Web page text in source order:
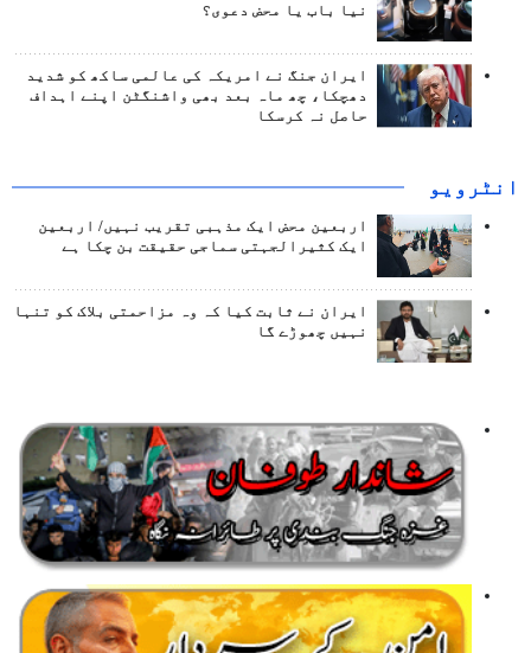
نیا باب یا محض دعوی؟
ایران جنگ نے امریکہ کی عالمی ساکھ کو شدید
دھچکا، چھ ماہ بعد بھی واشنگٹن اپنے اہداف
حاصل نہ کرسکا
انٹرويو
اربعین محض ایک مذہبی تقریب نہیں/ اربعین
ایک کثیرالجہتی سماجی حقیقت بن چکا ہے
ایران نے ثابت کیا کہ وہ مزاحمتی بلاک کو تنہا
نہیں چھوڑے گا